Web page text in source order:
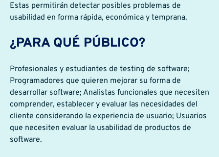
Estas permitirán detectar posibles problemas de
usabilidad en forma rápida, económica y temprana.
¿PARA QUÉ PÚBLICO?
Profesionales y estudiantes de testing de software;
Programadores que quieren mejorar su forma de
desarrollar software; Analistas funcionales que necesiten
comprender, establecer y evaluar las necesidades del
cliente considerando la experiencia de usuario; Usuarios
que necesiten evaluar la usabilidad de productos de
software.